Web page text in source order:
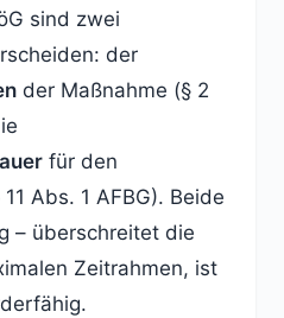
sind zwei
der
der Maßnahme (§ 2
für den
Abs. 1 AFBG). Beide
– überschreitet die
Zeitrahmen, ist